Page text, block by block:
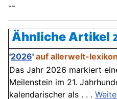
--
Ähnliche Artikel
'2026' auf allerwelt-
Das Jahr 2026 markiert
Meilenstein im 21.
kalendarischer als . . .